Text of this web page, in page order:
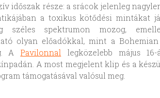
időszak része: a srácok jelenleg
a toxikus kötődési mintákat
széles spektrumon mozog,
olyan előadókkal, mint a Bohemian
A Pavilonnal legközelebb május
A most megjelent klip és a
támogatásával valósul meg.